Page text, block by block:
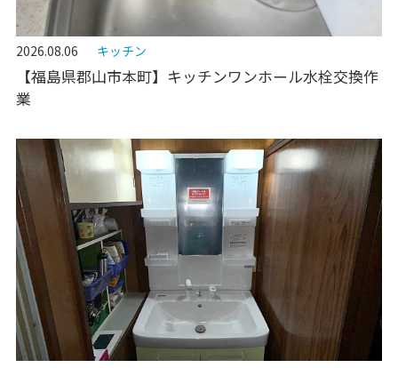
2026.08.06 キッチン
【福島県郡山市本町】キッチンワンホール水栓交換作
業